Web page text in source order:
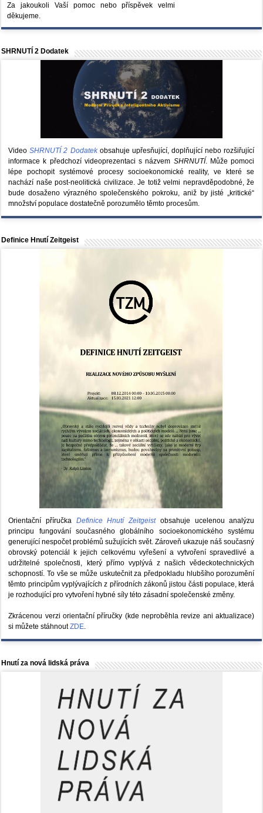
Za jakoukoli Vaší pomoc nebo příspěvek velmi
děkujeme.
SHRNUTÍ 2 Dodatek
VideoSHRNUTÍ 2 Dodatekobsahuje upřesňující, doplňující nebo rozšiřující
informace k předchozí videoprezentaci s názvem SHRNUTÍ. Může pomoci
lépe pochopit systémové procesy socioekonomické reality, ve které se
nachází naše post-neolitická civilizace. Je totiž velmi nepravděpodobné, že
bude dosaženo výrazného společenského pokroku, aniž by jisté „kritické“
množství populace dostatečně porozumělo těmto procesům.
Definice Hnutí Zeitgeist
Orientační příručka Definice Hnutí Zeitgeistobsahuje ucelenou analýzu
principu fungování současného globálního socioekonomického systému
generující nespočet problémů sužujících svět. Zároveň ukazuje náš současný
obrovský potenciál k jejich celkovému vyřešení a vytvoření spravedlivé a
udržitelné společnosti, který přímo vyplývá z našich vědeckotechnických
schopností. To vše se může uskutečnit za předpokladu hlubšího porozumění
těmto principům vyplývajících z přírodních zákonů jistou části populace, která
je rozhodující pro vytvoření hybné síly této zásadní společenské změny.
Zkrácenou verzi orientační příručky (kde neproběhla revize ani aktualizace)
si můžete stáhnoutZDE.
Hnutí za nová lidská práva